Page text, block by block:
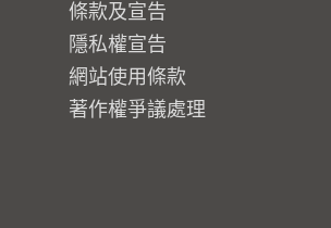
條款及宣告
隱私權宣告
網站使用條款
著作權爭議處理